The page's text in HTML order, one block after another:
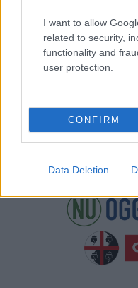
I want to allow
related to security,
functionality and
user protection.
CONFIRM
Data Deletion